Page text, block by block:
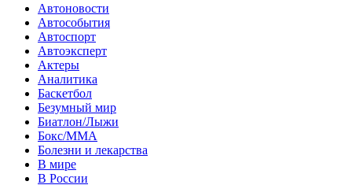
Автоновости
Автособытия
Автоспорт
Автоэксперт
Актеры
Аналитика
Баскетбол
Безумный мир
Биатлон/Лыжи
Бокс/MMA
Болезни и лекарства
В мире
В России